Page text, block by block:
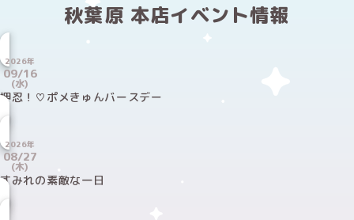
秋葉原 本店イベント情報
2026年
09/16
(水)
押忍！♡ポメきゅんバースデー
2026年
08/27
(木)
すみれの素敵な一日